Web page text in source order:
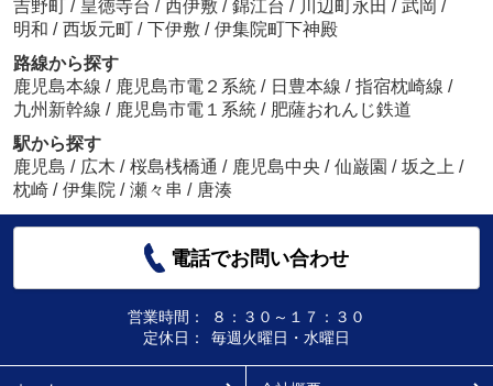
吉野町 / 皇徳寺台 / 西伊敷 / 錦江台 / 川辺町永田 / 武岡 /
明和 / 西坂元町 / 下伊敷 / 伊集院町下神殿
路線から探す
鹿児島本線 / 鹿児島市電２系統 / 日豊本線 / 指宿枕崎線 /
九州新幹線 / 鹿児島市電１系統 / 肥薩おれんじ鉄道
駅から探す
鹿児島 / 広木 / 桜島桟橋通 / 鹿児島中央 / 仙巌園 / 坂之上 /
枕崎 / 伊集院 / 瀬々串 / 唐湊
電話でお問い合わせ
営業時間：
８：３０～１７：３０
定休日：
毎週火曜日・水曜日